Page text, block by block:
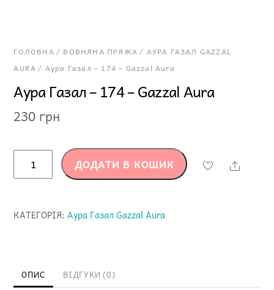
ГОЛОВНА/ ВОВНЯНА ПРЯЖА / АУРА ГАЗАЛ GAZZAL
AURA / Аура Газал – 174 – Gazzal Aura
Аура Газал – 174 – Gazzal Aura
230 грн
Газал
-
кількість
ДОДАТИ В КОШИК Share
КАТЕГОРІЯ:Аура Газал Gazzal Aura
ОПИС ВІДГУКИ (0)